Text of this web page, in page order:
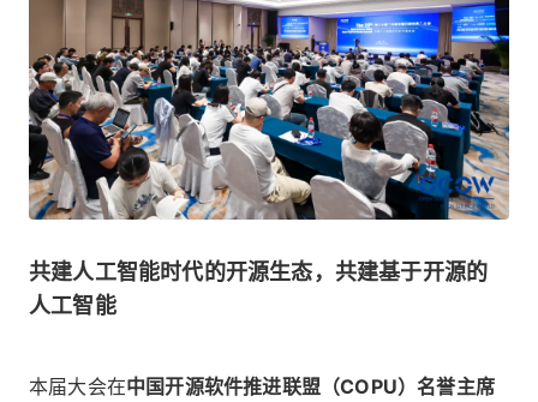
共建人工智能时代的开源生态，共建基于开源的
人工智能
本届大会在中国开源软件推进联盟（COPU）名誉主席